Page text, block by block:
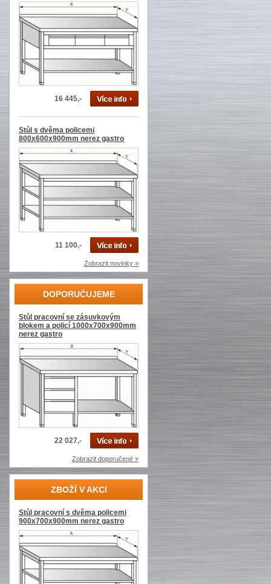
16 445,-
Stůl s dvěma policemi
800x600x900mm nerez gastro
11 100,-
Zobrazit novinky »
DOPORUČUJEME
Stůl pracovní se zásuvkovým
blokem a policí 1000x700x900mm
nerez gastro
22 027,-
Zobrazit doporučené »
ZBOŽÍ V AKCI
Stůl pracovní s dvěma policemi
900x700x900mm nerez gastro